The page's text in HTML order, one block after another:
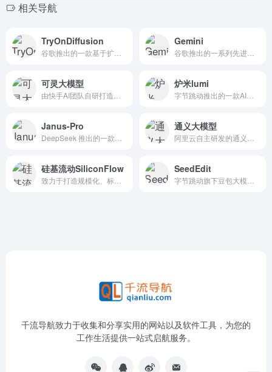
相关导航
TryOnDiffusion Gemini
可灵大模型 炉米lumi
Janus-Pro 通义大模型
硅基流动SiliconFlow SeedEdit
千流导航致力于收集和分享实用的网站以及软件工具，为您的
工作生活提供一站式启航服务。